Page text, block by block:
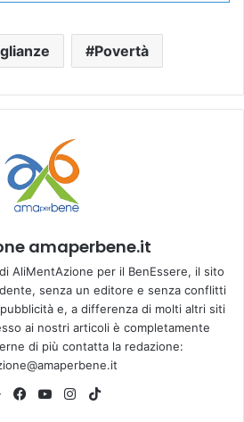
Povertà
amaperbene.it
AliMentAzione per il BenEssere, il sito
senza un editore e senza conflitti
e, a differenza di molti altri siti
ai nostri articoli è completamente
di più contatta la redazione:
We
Fa
Yo
Ins